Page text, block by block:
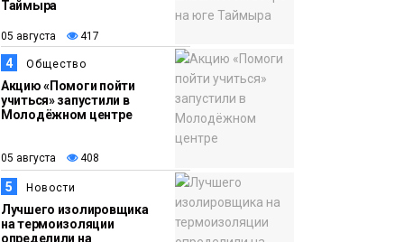
с заботой»
13:58
05 августа
Новости
«Морозное дерби»
стартует в Норильске
3 сентября
Таймыра
05 августа 417
4 Общество
Акцию «Помоги пойти
учиться» запустили в
Молодёжном центре
05 августа 408
5 Новости
Лучшего изолировщика
на термоизоляции
определили на